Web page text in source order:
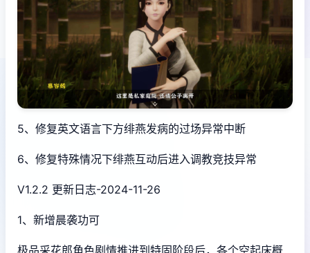
5、修复英文语言下方绯燕发病的过场异常中断
6、修复特殊情况下绯燕互动后进入调教竞技异常
V1.2.2 更新日志-2024-11-26
1、新增晨袭功可